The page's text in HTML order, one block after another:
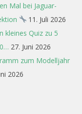
Mal bei Jaguar-
11. Juli 2026
kleines Quiz zu 5
27. Juni 2026
zum Modelljahr
2026